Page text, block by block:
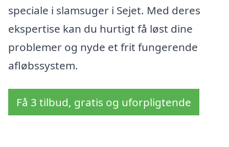
speciale i slamsuger i Sejet. Med deres
ekspertise kan du hurtigt få løst dine
problemer og nyde et frit fungerende
afløbssystem.
Få 3 tilbud, gratis og uforpligtende